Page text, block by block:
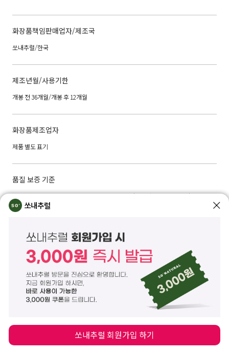
화장품책임판매업자/제조국
쏘내추럴/한국
제조년월/사용기한
개봉 전 36개월/개봉 후 12개월
화장품제조업자
제품 별도 표기
품질 보증 기준
본 제품에 이상이 있을 경우, 공정거래위원회 고시 '소비자 분쟁 해결 기준'에 의해 보
상해 드립니다.
제품 이상 시, 쏘내추럴 고객센터 02) 573-6769 또는 CS CENTER를 통해 교환/반품/
상품하자/표시, 광고와 상이: 상품 수령 후 3개월 이내 및 표시. 광고와 다른 사실을 안
날 또는 알 수 있었던 날부터 30일 이내 (배송비: 판매자 부담)
A/S 책임자 및 전화번호
쏘내추럴 고객관리센터 02)573-6769 / 02)575-6716
쏘내추럴
쏘내추럴 회원가입 하기